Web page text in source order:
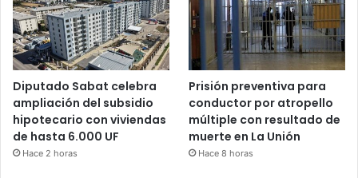
Diputado Sabat celebra
ampliación del subsidio
hipotecario con viviendas
de hasta 6.000 UF
Hace 2 horas
Prisión preventiva para
conductor por atropello
múltiple con resultado de
muerte en La Unión
Hace 8 horas